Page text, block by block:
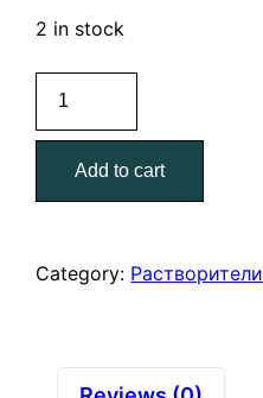
2 in stock
л.
quantityAdd to cart
Category: Растворители